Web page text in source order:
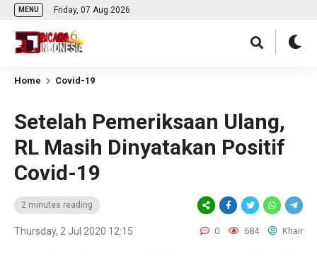
MENU Friday, 07 Aug 2026
Home Covid-19
Setelah Pemeriksaan Ulang,
RL Masih Dinyatakan Positif
Covid-19
2 minutes reading
Thursday, 2 Jul 2020 12:15 0 684 Khair